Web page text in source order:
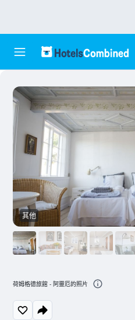
其他
荷姆格德旅館 - 阿靈厄的照片